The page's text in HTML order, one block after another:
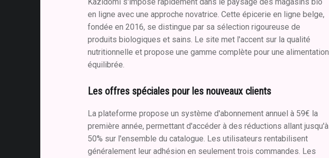
en ligne avec une approche novatrice. Cette épicerie en ligne belge,
fondée en 2016, se distingue par sa sélection rigoureuse de
produits biologiques et sains. Le site met l'accent sur la qualité
nutritionnelle et propose une gamme complète pour une alimentation
équilibrée.
Les offres spéciales pour les nouveaux clients
La plateforme propose un système d'abonnement annuel à 59€ la
première année, permettant d'accéder à des réductions allant jusqu'à
50% sur l'ensemble du catalogue. Les utilisateurs rentabilisent
généralement leur adhésion en seulement trois commandes. Les